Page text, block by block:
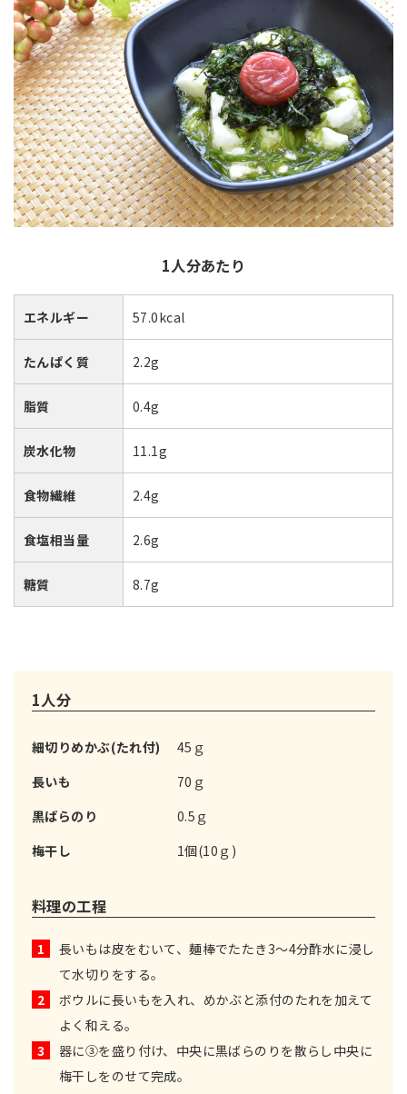
1人分あたり
エネルギー 57.0kcal
たんぱく質 2.2g
脂質 0.4g
炭水化物 11.1g
食物繊維 2.4g
食塩相当量 2.6g
糖質 8.7g
1人分
細切りめかぶ(たれ付)
45ｇ
長いも
70ｇ
黒ばらのり
0.5ｇ
梅干し
1個(10ｇ)
料理の工程
1
長いもは皮をむいて、麺棒でたたき3～4分酢水に浸し
て水切りをする。
2
ボウルに長いもを入れ、めかぶと添付のたれを加えて
よく和える。
3
器に③を盛り付け、中央に黒ばらのりを散らし中央に
梅干しをのせて完成。